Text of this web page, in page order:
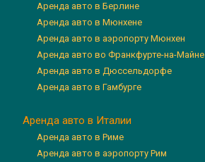
Аренда авто в Берлине
Аренда авто в Мюнхене
Аренда авто в аэропорту Мюнхен
Аренда авто во Франкфурте-на-Майне
Аренда авто в Дюссельдорфе
Аренда авто в Гамбурге
Аренда авто в Италии
Аренда авто в Риме
Аренда авто в аэропорту Рим